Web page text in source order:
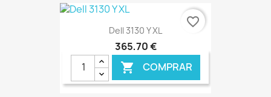
Dell 3130 Y XL
365,70 €
 COMPRAR
favorite_border